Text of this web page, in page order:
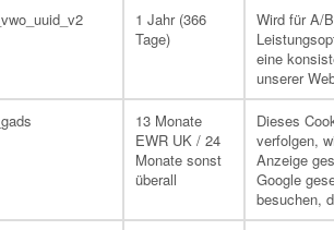
_vwo_uuid_v2
1 Jahr (366
Tage)
Wird für A/
eine
unserer
_gads
13 Monate
EWR UK / 24
Monate sonst
überall
Dieses
verfolgen,
Anzeige
Google
besuchen,